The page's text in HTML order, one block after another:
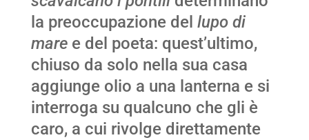
la preoccupazione del lupo di
maree del poeta: quest’ultimo,
chiuso da solo nella sua casa
aggiunge olio a una lanterna e si
interroga su qualcuno che gli è
caro, a cui rivolge direttamente